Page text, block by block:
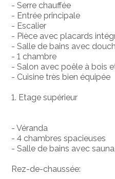
- Serre chauffée
- Entrée principale
- Escalier
- Pièce avec placards
- Salle de bains avec
- 1 chambre
- Salon avec poêle à bois
- Cuisine très bien équipée
1. Etage supérieur
- Véranda
- 4 chambres spacieuses
- Salle de bains avec
Rez-de-chaussée: